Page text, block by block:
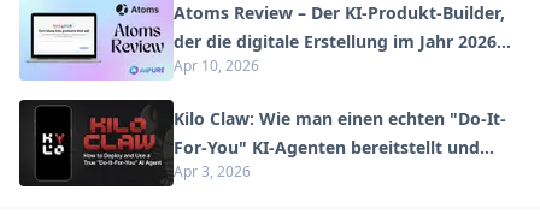
Atoms Review – Der KI-Produkt-Builder,
der die digitale Erstellung im Jahr 2026
neu definiert
Apr 10, 2026
Kilo Claw: Wie man einen echten "Do-It-
For-You" KI-Agenten bereitstellt und
verwendet (2026 Update)
Apr 3, 2026